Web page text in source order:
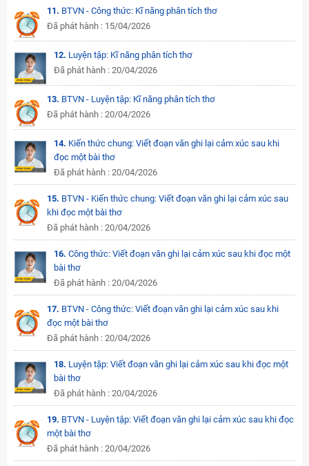
11. BTVN - Công thức: Kĩ năng phân tích thơ
Đã phát hành : 15/04/2026
12. Luyện tập: Kĩ năng phân tích thơ
Đã phát hành : 20/04/2026
13. BTVN - Luyện tập: Kĩ năng phân tích thơ
Đã phát hành : 20/04/2026
14. Kiến thức chung: Viết đoạn văn ghi lại cảm xúc sau khi
đọc một bài thơ
Đã phát hành : 20/04/2026
15. BTVN - Kiến thức chung: Viết đoạn văn ghi lại cảm xúc sau
khi đọc một bài thơ
Đã phát hành : 20/04/2026
16. Công thức: Viết đoạn văn ghi lại cảm xúc sau khi đọc một
bài thơ
Đã phát hành : 20/04/2026
17. BTVN - Công thức: Viết đoạn văn ghi lại cảm xúc sau khi
đọc một bài thơ
Đã phát hành : 20/04/2026
18. Luyện tập: Viết đoạn văn ghi lại cảm xúc sau khi đọc một
bài thơ
Đã phát hành : 20/04/2026
19. BTVN - Luyện tập: Viết đoạn văn ghi lại cảm xúc sau khi đọc
một bài thơ
Đã phát hành : 20/04/2026